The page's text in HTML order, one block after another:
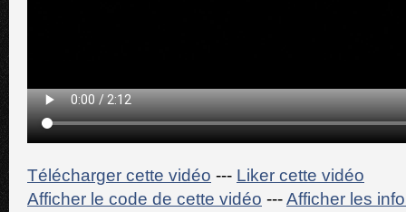
Télécharger cette vidéo --- Liker cette vidéo
Afficher le code de cette vidéo ---Afficher les